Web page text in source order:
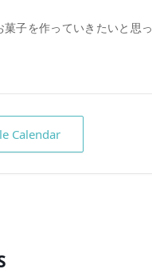
子を作っていきたいと思っ
Calendar